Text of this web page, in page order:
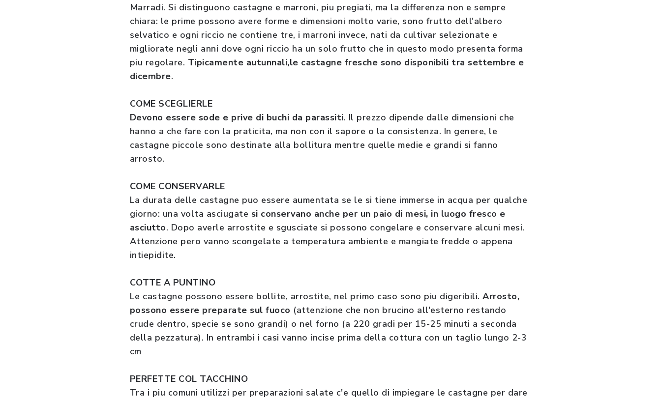
Marradi. Si distinguono castagne e marroni, piu pregiati, ma la differenza non e sempre
chiara: le prime possono avere forme e dimensioni molto varie, sono frutto dell'albero
selvatico e ogni riccio ne contiene tre, i marroni invece, nati da cultivar selezionate e
migliorate negli anni dove ogni riccio ha un solo frutto che in questo modo presenta forma
piu regolare. Tipicamente autunnali,le castagne fresche sono disponibili tra settembre e
dicembre.
COME SCEGLIERLE
Devono essere sode e prive di buchi da parassiti. Il prezzo dipende dalle dimensioni che
hanno a che fare con la praticita, ma non con il sapore o la consistenza. In genere, le
castagne piccole sono destinate alla bollitura mentre quelle medie e grandi si fanno
arrosto.
COME CONSERVARLE
La durata delle castagne puo essere aumentata se le si tiene immerse in acqua per qualche
giorno: una volta asciugate si conservano anche per un paio di mesi, in luogo fresco e
asciutto. Dopo averle arrostite e sgusciate si possono congelare e conservare alcuni mesi.
Attenzione pero vanno scongelate a temperatura ambiente e mangiate fredde o appena
intiepidite.
COTTE A PUNTINO
Le castagne possono essere bollite, arrostite, nel primo caso sono piu digeribili.Arrosto,
possono essere preparate sul fuoco (attenzione che non brucino all'esterno restando
crude dentro, specie se sono grandi) o nel forno (a 220 gradi per 15-25 minuti a seconda
della pezzatura). In entrambi i casi vanno incise prima della cottura con un taglio lungo 2-3
cm
PERFETTE COL TACCHINO
Tra i piu comuni utilizzi per preparazioni salate c'e quello di impiegare le castagne per dare